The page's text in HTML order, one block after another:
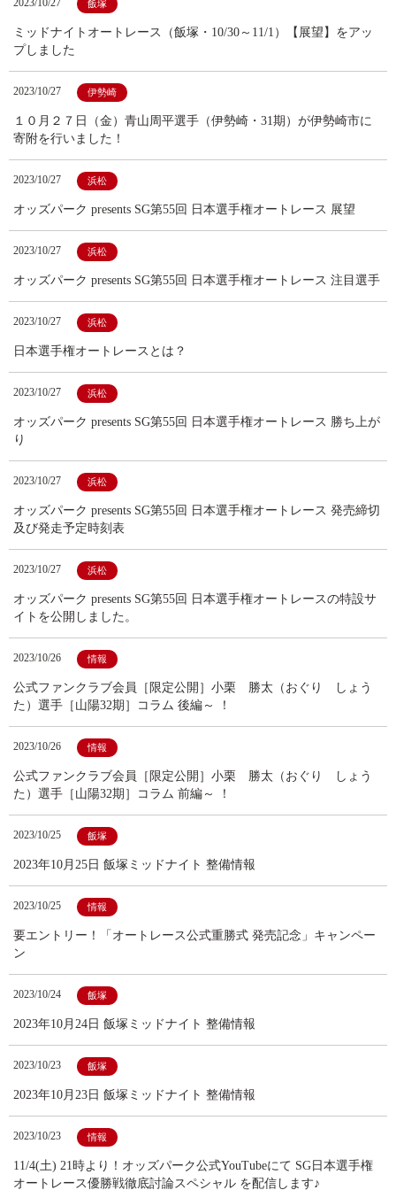
2023/10/27 飯塚
ミッドナイトオートレース（飯塚・10/30～11/1）【展望】をアッ
プしました
2023/10/27 伊勢崎
１０月２７日（金）青山周平選手（伊勢崎・31期）が伊勢崎市に
寄附を行いました！
2023/10/27 浜松
オッズパーク presents SG第55回 日本選手権オートレース 展望
2023/10/27 浜松
オッズパーク presents SG第55回 日本選手権オートレース 注目選手
2023/10/27 浜松
日本選手権オートレースとは？
2023/10/27 浜松
オッズパーク presents SG第55回 日本選手権オートレース 勝ち上が
り
2023/10/27 浜松
オッズパーク presents SG第55回 日本選手権オートレース 発売締切
及び発走予定時刻表
2023/10/27 浜松
オッズパーク presents SG第55回 日本選手権オートレースの特設サ
イトを公開しました。
2023/10/26 情報
公式ファンクラブ会員［限定公開］小栗 勝太（おぐり しょう
た）選手［山陽32期］コラム 後編～ ！
2023/10/26 情報
公式ファンクラブ会員［限定公開］小栗 勝太（おぐり しょう
た）選手［山陽32期］コラム 前編～ ！
2023/10/25 飯塚
2023年10月25日 飯塚ミッドナイト 整備情報
2023/10/25 情報
要エントリー！「オートレース公式重勝式 発売記念」キャンペー
ン
2023/10/24 飯塚
2023年10月24日 飯塚ミッドナイト 整備情報
2023/10/23 飯塚
2023年10月23日 飯塚ミッドナイト 整備情報
2023/10/23 情報
11/4(土) 21時より！オッズパーク公式YouTubeにて SG日本選手権
オートレース優勝戦徹底討論スペシャル を配信します♪